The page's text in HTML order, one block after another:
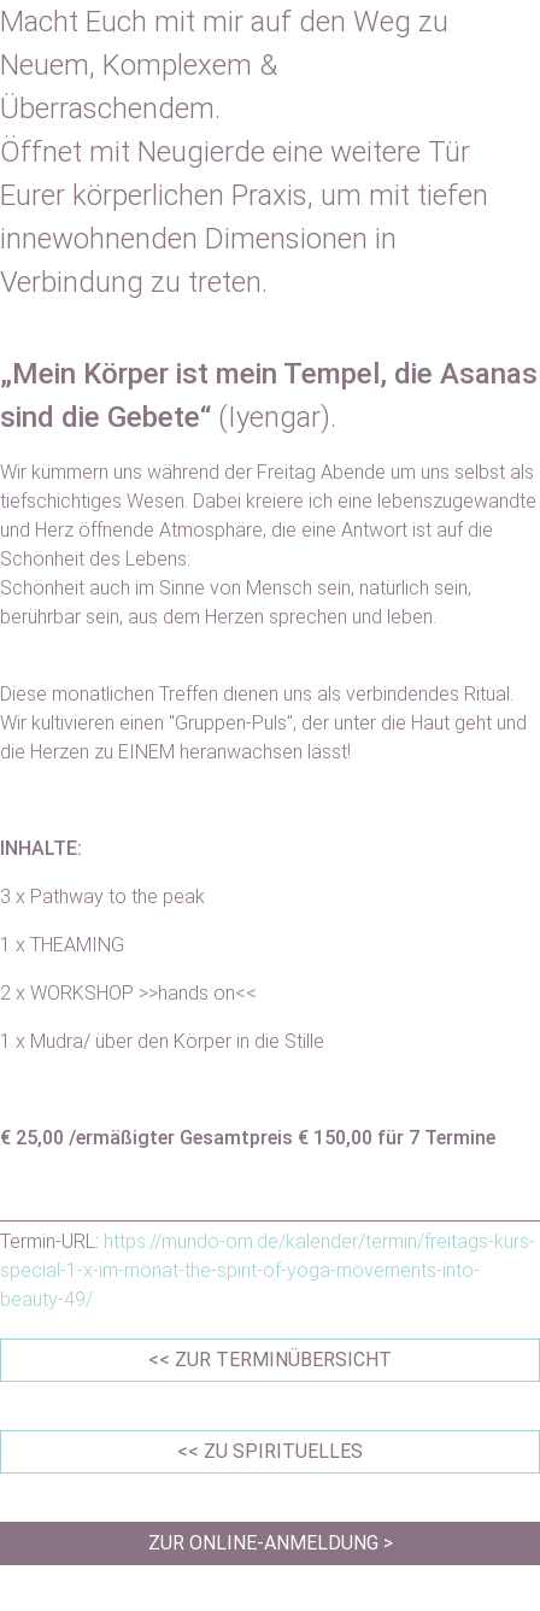
Macht Euch mit mir auf den Weg zu
Neuem, Komplexem &
Überraschendem.
Öffnet mit Neugierde eine weitere Tür
Eurer körperlichen Praxis, um mit tiefen
innewohnenden Dimensionen in
Verbindung zu treten.
„Mein Körper ist mein Tempel, die Asanas
sind die Gebete“ (Iyengar).
Wir kümmern uns während der Freitag Abende um uns selbst als
tiefschichtiges Wesen. Dabei kreiere ich eine lebenszugewandte
und Herz öffnende Atmosphäre, die eine Antwort ist auf die
Schönheit des Lebens:
Schönheit auch im Sinne von Mensch sein, natürlich sein,
berührbar sein, aus dem Herzen sprechen und leben.
Diese monatlichen Treffen dienen uns als verbindendes Ritual.
Wir kultivieren einen "Gruppen-Puls", der unter die Haut geht und
die Herzen zu EINEM heranwachsen lässt!
INHALTE:
3 x Pathway to the peak
1 x THEAMING
2 x WORKSHOP >>hands on<<
1 x Mudra/ über den Körper in die Stille
€ 25,00 /ermäßigter Gesamtpreis € 150,00 für 7 Termine
Termin-URL: https://mundo-om.de/kalender/termin/freitags-kurs-
special-1-x-im-monat-the-spirit-of-yoga-movements-into-
beauty-49/
<< ZUR TERMINÜBERSICHT
<< ZU SPIRITUELLES
ZUR ONLINE-ANMELDUNG >